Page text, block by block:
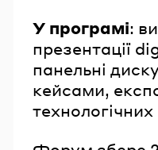
У програмі:
презентації
панельні
кейсами,
технологічних